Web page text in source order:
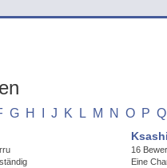
G H J K L M N O P Q
16
Eine